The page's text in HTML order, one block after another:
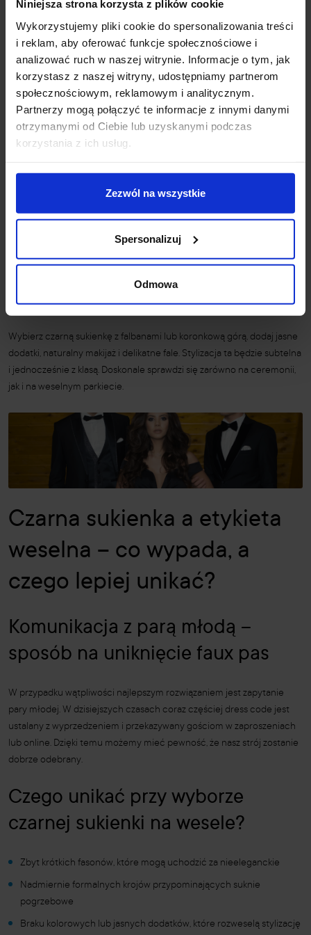
Niniejsza strona korzysta z plików cookie
Wykorzystujemy pliki cookie do spersonalizowania treści
i reklam, aby oferować funkcje społecznościowe i
analizować ruch w naszej witrynie. Informacje o tym, jak
korzystasz z naszej witryny, udostępniamy partnerom
społecznościowym, reklamowym i analitycznym.
Partnerzy mogą połączyć te informacje z innymi danymi
otrzymanymi od Ciebie lub uzyskanymi podczas
korzystania z ich usług.
Zezwól na wszystkie
Spersonalizuj
Odmowa
koronką lub satynowym wykończeniem. Połącz ją z biżuterią w kolorze
złota lub srebra i kopertówką w metalicznym odcieniu. Taka stylizacja
nie tylko wpisuje się w klimat uroczystości, ale również sprawia, że
stajesz się jej ozdobą.
Nowoczesna klasyka – prostota,
która nigdy nie wychodzi z mody
minimalistycznymi szpilkami i upięciem typu "sleek bun" to wybór
idealny dla kobiet ceniących elegancję i wygodę. Stylizacja tego typu
pozwala zachować balans pomiędzy estetyką a komfortem.
Romantyczna dusza – czarna
sukienka z kobiecym akcentem
Wybierz czarną sukienkę z falbanami lub koronkową górą, dodaj jasne
dodatki, naturalny makijaż i delikatne fale. Stylizacja ta będzie subtelna
i jednocześnie z klasą. Doskonale sprawdzi się zarówno na ceremonii,
jak i na weselnym parkiecie.
Czarna sukienka a etykieta
weselna – co wypada, a
czego lepiej unikać?
Komunikacja z parą młodą –
sposób na uniknięcie faux pas
W przypadku wątpliwości najlepszym rozwiązaniem jest zapytanie
pary młodej. W dzisiejszych czasach coraz częściej dress code jest
ustalany z wyprzedzeniem i przekazywany gościom w zaproszeniach
lub online. Dzięki temu możemy mieć pewność, że nasz strój zostanie
dobrze odebrany.
Czego unikać przy wyborze
czarnej sukienki na wesele?
Zbyt krótkich fasonów, które mogą uchodzić za nieeleganckie
Nadmiernie formalnych krojów przypominających suknie
pogrzebowe
Braku kolorowych lub jasnych dodatków, które rozweselą stylizację